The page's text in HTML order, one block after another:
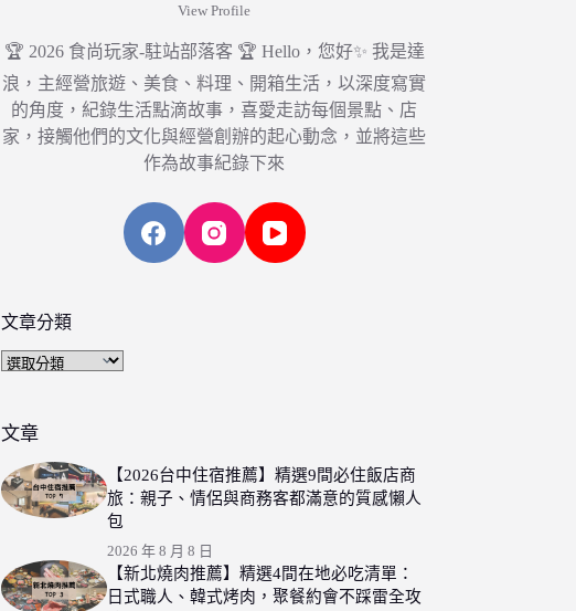
View Profile
🏆 2026 食尚玩家-駐站部落客 🏆 Hello，您好✨ 我是達
浪，主經營旅遊、美食、料理、開箱生活，以深度寫實
的角度，紀錄生活點滴故事，喜愛走訪每個景點、店
家，接觸他們的文化與經營創辦的起心動念，並將這些
作為故事紀錄下來
文章分類
文
類
文章
【2026台中住宿推薦】精選9間必住飯店商
旅：親子、情侶與商務客都滿意的質感懶人
包
2026 年 8 月 8 日
【新北燒肉推薦】精選4間在地必吃清單：
日式職人、韓式烤肉，聚餐約會不踩雷全攻